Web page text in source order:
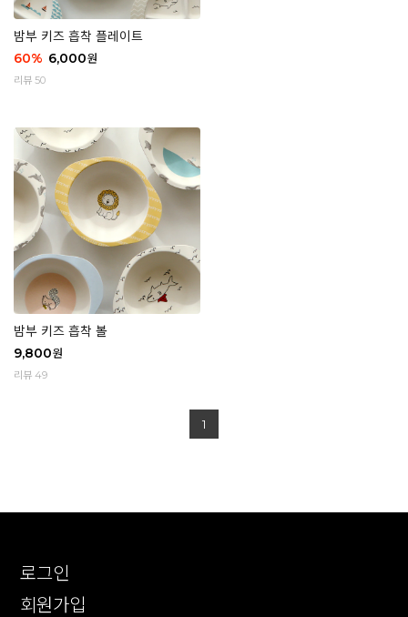
밤부 키즈 흡착 플레이트
60% 6,000원
리뷰 50
밤부 키즈 흡착 볼
9,800원
리뷰 49
1
로그인
회원가입